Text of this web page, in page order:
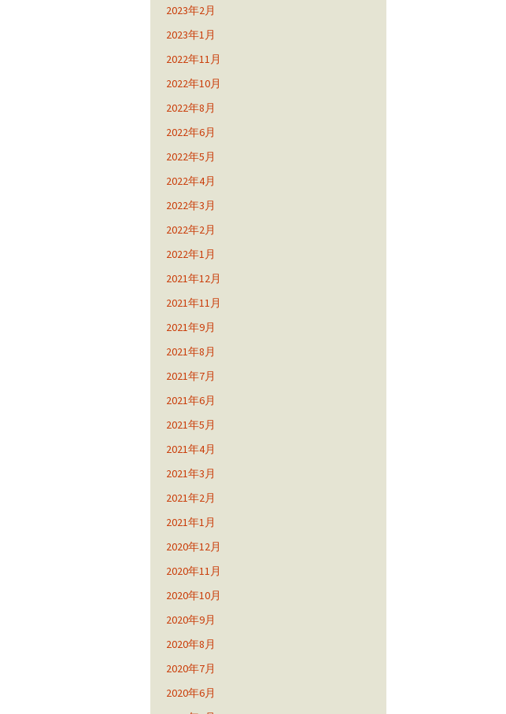
2023年2月
2023年1月
2022年11月
2022年10月
2022年8月
2022年6月
2022年5月
2022年4月
2022年3月
2022年2月
2022年1月
2021年12月
2021年11月
2021年9月
2021年8月
2021年7月
2021年6月
2021年5月
2021年4月
2021年3月
2021年2月
2021年1月
2020年12月
2020年11月
2020年10月
2020年9月
2020年8月
2020年7月
2020年6月